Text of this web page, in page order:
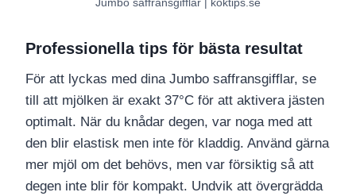
Jumbo saffransgifflar | koktips.se
Professionella tips för bästa resultat
För att lyckas med dina Jumbo saffransgifflar, se
till att mjölken är exakt 37°C för att aktivera jästen
optimalt. När du knådar degen, var noga med att
den blir elastisk men inte för kladdig. Använd gärna
mer mjöl om det behövs, men var försiktig så att
degen inte blir för kompakt. Undvik att övergrädda